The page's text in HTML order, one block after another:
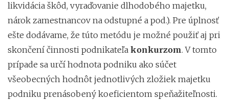
likvidácia škôd, vyraďovanie dlhodobého majetku,
nárok zamestnancov na odstupné a pod.). Pre úplnosť
ešte dodávame, že túto metódu je možné použiť aj pri
skončení činnosti podnikateľa konkurzom. V tomto
prípade sa určí hodnota podniku ako súčet
všeobecných hodnôt jednotlivých zložiek majetku
podniku prenásobený koeficientom speňažiteľnosti.